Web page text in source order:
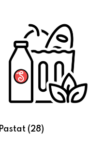
Pastat (28)